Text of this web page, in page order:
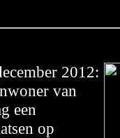
2012:
van
een
op